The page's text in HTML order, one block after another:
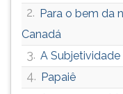
2. Para o bem da
Canadá
3. A
4. Papaiê